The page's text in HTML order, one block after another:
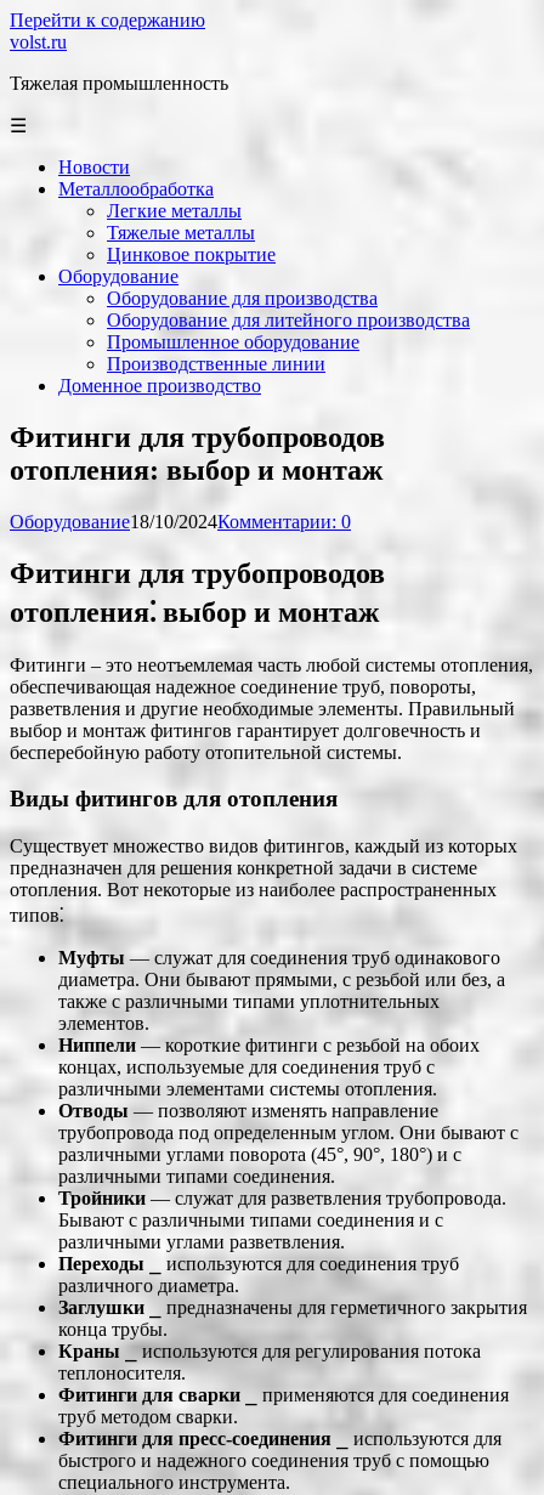
Перейти к содержанию
volst.ru
Тяжелая промышленность
☰
Новости
Металлообработка
Легкие металлы
Тяжелые металлы
Цинковое покрытие
Оборудование
Оборудование для производства
Оборудование для литейного производства
Промышленное оборудование
Производственные линии
Доменное производство
Фитинги для трубопроводов
отопления: выбор и монтаж
Оборудование18/10/2024Комментарии: 0
Фитинги для трубопроводов
отопления⁚ выбор и монтаж
Фитинги – это неотъемлемая часть любой системы отопления,
обеспечивающая надежное соединение труб, повороты,
разветвления и другие необходимые элементы. Правильный
выбор и монтаж фитингов гарантирует долговечность и
бесперебойную работу отопительной системы.
Виды фитингов для отопления
Существует множество видов фитингов, каждый из которых
предназначен для решения конкретной задачи в системе
отопления. Вот некоторые из наиболее распространенных
типов⁚
Муфты ― служат для соединения труб одинакового
диаметра. Они бывают прямыми, с резьбой или без, а
также с различными типами уплотнительных
элементов.
Ниппели ― короткие фитинги с резьбой на обоих
концах, используемые для соединения труб с
различными элементами системы отопления.
Отводы ― позволяют изменять направление
трубопровода под определенным углом. Они бывают с
различными углами поворота (45°, 90°, 180°) и с
различными типами соединения.
Тройники ― служат для разветвления трубопровода.
Бывают с различными типами соединения и с
различными углами разветвления.
Переходы ⎯ используются для соединения труб
различного диаметра.
Заглушки ⎯ предназначены для герметичного закрытия
конца трубы.
Краны ⎯ используются для регулирования потока
теплоносителя.
Фитинги для сварки ⎯ применяются для соединения
труб методом сварки.
Фитинги для пресс-соединения ⎯ используются для
быстрого и надежного соединения труб с помощью
специального инструмента.